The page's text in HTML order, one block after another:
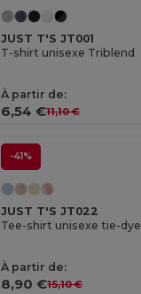
JUST T'S JT001
T-shirt unisexe Triblend
À partir de:
6,54 €11,10 €
-41%
JUST T'S JT022
Tee-shirt unisexe tie-dye
À partir de:
8,90 €15,10 €